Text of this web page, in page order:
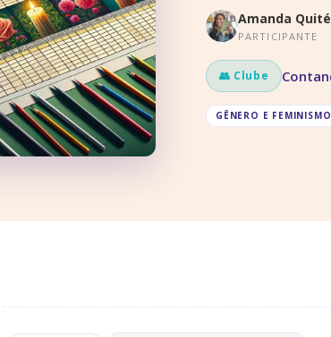
Amanda
PARTICIPANTE
👥 Clube
GÊNERO E